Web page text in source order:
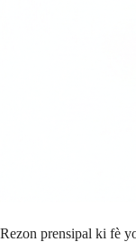
Rezon prensipal ki fè